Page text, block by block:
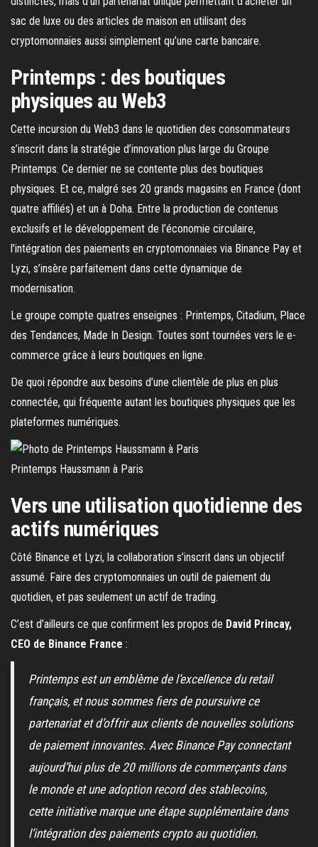
sac de luxe ou des articles de maison en utilisant des
cryptomonnaies aussi simplement qu’une carte bancaire.
Printemps : des boutiques
physiques au Web3
Cette incursion du Web3 dans le quotidien des consommateurs
s’inscrit dans la stratégie d’innovation plus large du Groupe
Printemps. Ce dernier ne se contente plus des boutiques
physiques. Et ce, malgré ses 20 grands magasins en France (dont
quatre affiliés) et un à Doha. Entre la production de contenus
exclusifs et le développement de l’économie circulaire,
l’intégration des paiements en cryptomonnaies via Binance Pay et
Lyzi, s’insère parfaitement dans cette dynamique de
modernisation.
Le groupe compte quatres enseignes : Printemps, Citadium, Place
des Tendances, Made In Design. Toutes sont tournées vers le e-
commerce grâce à leurs boutiques en ligne.
De quoi répondre aux besoins d’une clientèle de plus en plus
connectée, qui fréquente autant les boutiques physiques que les
plateformes numériques.
Printemps Haussmann à Paris
Vers une utilisation quotidienne des
actifs numériques
Côté Binance et Lyzi, la collaboration s’inscrit dans un objectif
assumé. Faire des cryptomonnaies un outil de paiement du
quotidien, et pas seulement un actif de trading.
C’est d’ailleurs ce que confirment les propos de David Princay,
CEO de Binance France :
Printemps est un emblème de l’excellence du retail
français, et nous sommes fiers de poursuivre ce
partenariat et d’offrir aux clients de nouvelles solutions
de paiement innovantes. Avec Binance Pay connectant
aujourd’hui plus de 20 millions de commerçants dans
le monde et une adoption record des stablecoins,
cette initiative marque une étape supplémentaire dans
l’intégration des paiements crypto au quotidien.